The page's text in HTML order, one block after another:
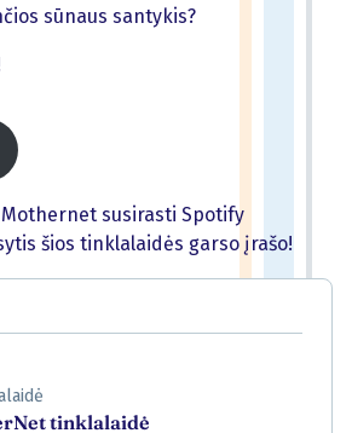
sūnaus santykis?
susirasti Spotify
šios tinklalaidės garso įrašo!
tinklalaidė